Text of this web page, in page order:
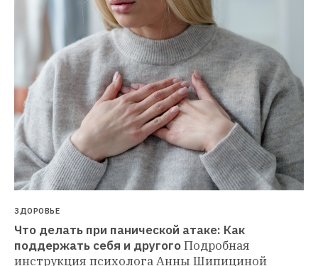
ЗДОРОВЬЕ
Что делать при панической атаке: Как
поддержать себя и другогоПодробная
инструкция психолога Анны Шипициной